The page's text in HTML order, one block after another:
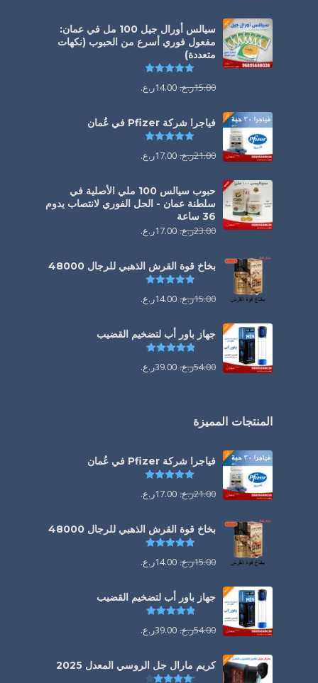
سيالس أورال جيل 100 مل في عمان:
مفعول فوري أسرع من الحبوب (نكهات
متعددة)
15.00ر.ع. 14.00ر.ع.
فياجرا شركة Pfizer في عُمان
21.00ر.ع. 17.00ر.ع.
حبوب سيالس 100 ملي الأصلية في
سلطنة عمان - الحل الفوري لانتصاب يدوم
36 ساعة
23.00ر.ع. 17.00ر.ع.
بخاخ قوة القرش الذهبي للرجال 48000
تم التقييم
15.00ر.ع. 14.00ر.ع.
جهاز باور أب لتضخيم القضيب
تم التقييم
54.00ر.ع. 39.00ر.ع.
المنتجات المميزة
فياجرا شركة Pfizer في عُمان
21.00ر.ع. 17.00ر.ع.
بخاخ قوة القرش الذهبي للرجال 48000
تم التقييم
15.00ر.ع. 14.00ر.ع.
جهاز باور أب لتضخيم القضيب
تم التقييم
54.00ر.ع. 39.00ر.ع.
كريم مارال جل الروسي المعدل 2025
تم التقييم